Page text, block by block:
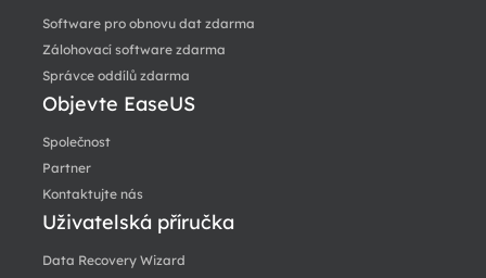
Software pro obnovu dat zdarma
Zálohovací software zdarma
Správce oddílů zdarma
Objevte EaseUS
Společnost
Partner
Kontaktujte nás
Uživatelská příručka
Data Recovery Wizard